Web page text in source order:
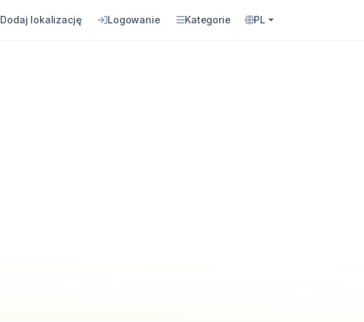
Dodaj lokalizację Logowanie Kategorie PL